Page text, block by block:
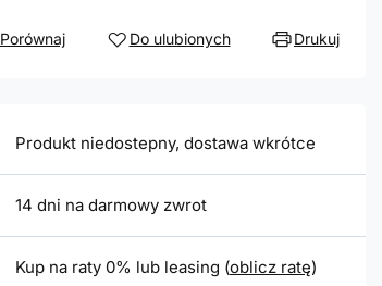
Porównaj Do ulubionych Drukuj
Produkt niedostepny, dostawa wkrótce
14 dni na darmowy zwrot
Kup na raty 0% lub leasing (oblicz ratę)